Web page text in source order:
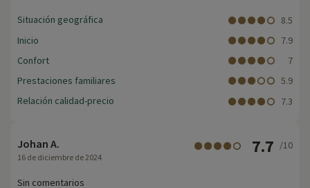
Situación geográfica
8.5
Inicio
7.9
Confort
7
Prestaciones familiares
5.9
Relación calidad-precio
7.3
Johan A.
16 de diciembre de 2024
7.7 /10
Sin comentarios